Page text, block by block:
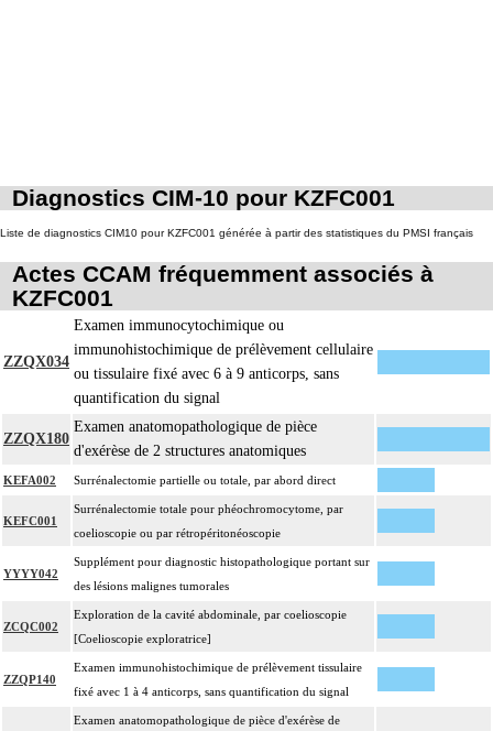
Diagnostics CIM-10 pour KZFC001
Liste de diagnostics CIM10 pour KZFC001 générée à partir des statistiques du PMSI français
Actes CCAM fréquemment associés à
KZFC001
ZZQX034
Examen immunocytochimique ou
immunohistochimique de prélèvement cellulaire
ou tissulaire fixé avec 6 à 9 anticorps, sans
quantification du signal
ZZQX180
Examen anatomopathologique de pièce
d'exérèse de 2 structures anatomiques
KEFA002 Surrénalectomie partielle ou totale, par abord direct
KEFC001
Surrénalectomie totale pour phéochromocytome, par
coelioscopie ou par rétropéritonéoscopie
YYYY042
Supplément pour diagnostic histopathologique portant sur
des lésions malignes tumorales
ZCQC002
Exploration de la cavité abdominale, par coelioscopie
[Coelioscopie exploratrice]
ZZQP140
Examen immunohistochimique de prélèvement tissulaire
fixé avec 1 à 4 anticorps, sans quantification du signal
Examen anatomopathologique de pièce d'exérèse de